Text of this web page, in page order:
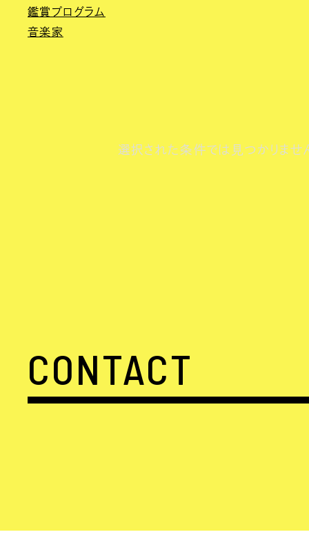
鑑賞プログラム
音楽家
選択された条件では見つかりませ
CONTACT